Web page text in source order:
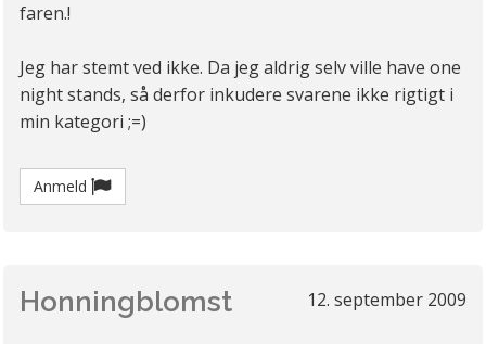
faren.!
Jeg har stemt ved ikke. Da jeg aldrig selv ville have one
night stands, så derfor inkudere svarene ikke rigtigt i
min kategori ;=)
Anmeld
12. september 2009
Honningblomst